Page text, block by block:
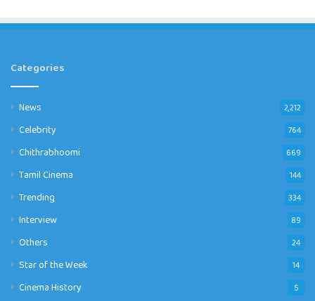
Categories
News 2,212
Celebrity 764
Chithrabhoomi 669
Tamil Cinema 144
Trending 334
Interview 89
Others 24
Star of the Week 14
Cinema History 5